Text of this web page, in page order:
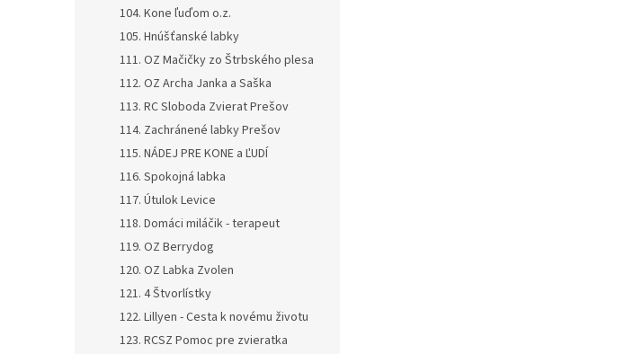
104. Kone ľuďom o.z.
105. Hnúšťanské labky
111. OZ Mačičky zo Štrbského plesa
112. OZ Archa Janka a Saška
113. RC Sloboda Zvierat Prešov
114. Zachránené labky Prešov
115. NÁDEJ PRE KONE a ĽUDÍ
116. Spokojná labka
117. Útulok Levice
118. Domáci miláčik - terapeut
119. OZ Berrydog
120. OZ Labka Zvolen
121. 4 Štvorlístky
122. Lillyen - Cesta k novému životu
123. RCSZ Pomoc pre zvieratka